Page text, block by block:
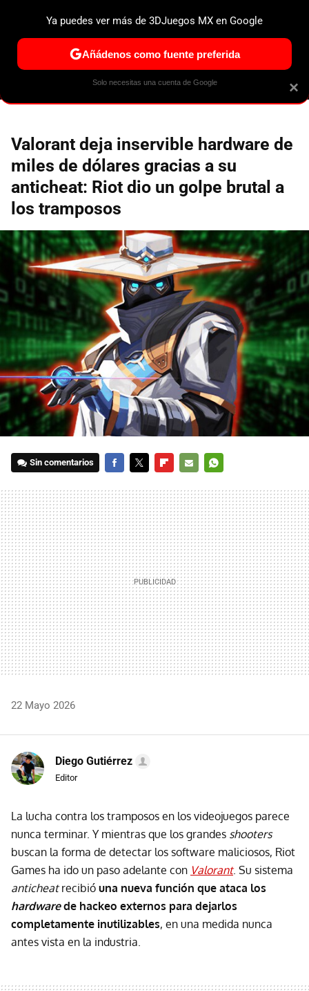
ESPECIALES PS5 NINTENDO SWITCH 2 XBOX
Valorant deja inservible hardware de
miles de dólares gracias a su
anticheat: Riot dio un golpe brutal a
los tramposos
Sin comentarios
MAIL
22 Mayo 2026
Diego Gutiérrez
Editor
La lucha contra los tramposos en los videojuegos parece
nunca terminar. Y mientras que los grandes shooters
buscan la forma de detectar los software maliciosos, Riot
Games ha ido un paso adelante con Valorant. Su sistema
anticheatrecibió una nueva función que ataca los
hardwarede hackeo externos para dejarlos
completamente inutilizables, en una medida nunca
antes vista en la industria.
×
Ya puedes ver más de 3DJuegos MX en Google
Añádenos como fuente preferida
Solo necesitas una cuenta de Google